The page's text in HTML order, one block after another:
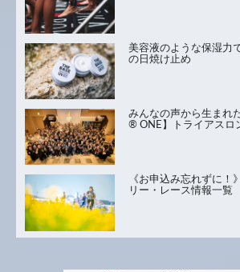
美容液のような保湿力
の日焼け止め
みんなの声から生まれ
® ONE】トライアスロ
《お申込み忘れずに！
リー・レース情報一覧